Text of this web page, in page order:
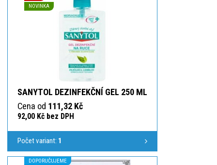
NOVINKA
SANYTOL DEZINFEKČNÍ GEL 250 ML
Cena od 111,32 Kč
92,00 Kč bez DPH
Počet variant: 1
DOPORUČUJEME